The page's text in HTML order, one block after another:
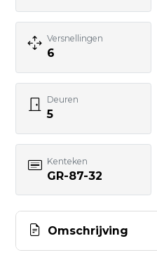
BERICHT VERSTUREN
Versnellingen
6
Deuren
5
Kenteken
GR-87-32
Omschrijving